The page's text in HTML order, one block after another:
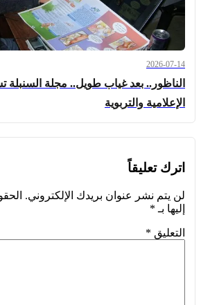
2026-07-14
الناظور.. بعد غياب طويل.. مجلة السنبلة
الإعلامية والتربوية
اترك تعليقاً
لن يتم نشر عنوان بريدك الإلكتروني.
إليها بـ *
التعليق *